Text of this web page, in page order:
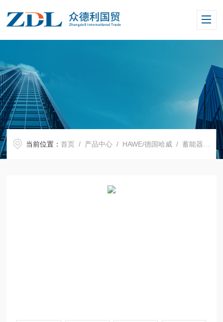
当前位置：首页 / 产品中心 / HAWE/德国哈威 /蓄能器 /